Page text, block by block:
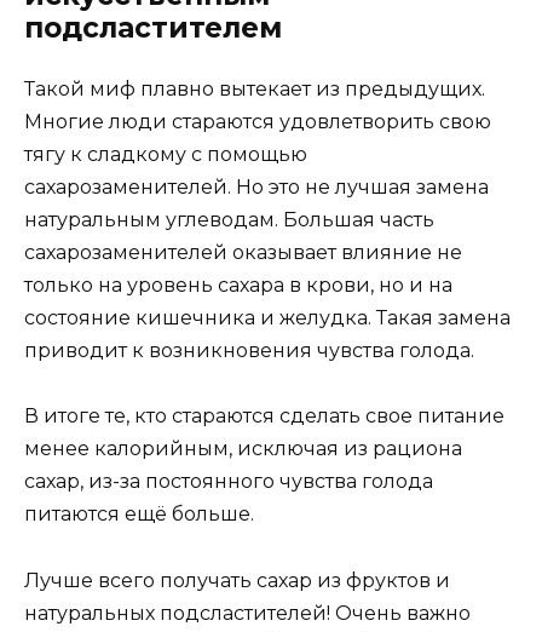
подсластителем
Такой миф плавно вытекает из предыдущих.
Многие люди стараются удовлетворить свою
тягу к сладкому с помощью
сахарозаменителей. Но это не лучшая замена
натуральным углеводам. Большая часть
сахарозаменителей оказывает влияние не
только на уровень сахара в крови, но и на
состояние кишечника и желудка. Такая замена
приводит к возникновения чувства голода.
В итоге те, кто стараются сделать свое питание
менее калорийным, исключая из рациона
сахар, из-за постоянного чувства голода
питаются ещё больше.
Лучше всего получать сахар из фруктов и
натуральных подсластителей! Очень важно